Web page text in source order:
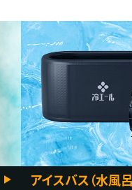
アイスバス（水風呂